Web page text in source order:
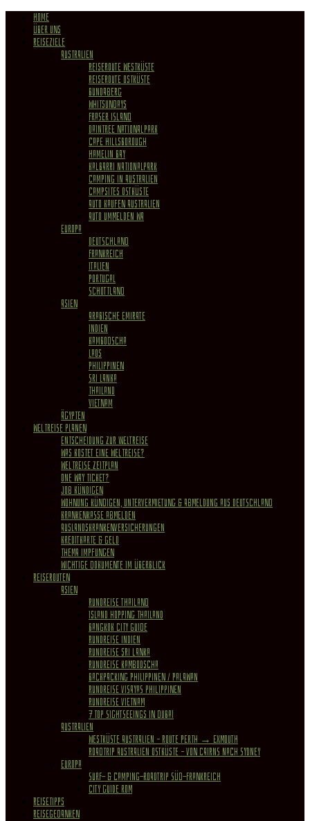
HOME
ÜBER UNS
REISEZIELE
Australien
Reiseroute Westküste
Reiseroute Ostküste
Bundaberg
Whitsundays
Fraser Island
Daintree Nationalpark
Cape Hillsborough
Hamelin Bay
Kalbarri Nationalpark
Camping in Australien
Campsites Ostküste
Auto kaufen Australien
Auto ummelden WA
Europa
Deutschland
Frankreich
Italien
Portugal
Schottland
Asien
Arabische Emirate
Indien
Kambodscha
Laos
Philippinen
Sri Lanka
Thailand
Vietnam
Ägypten
WELTREISE PLANEN
Entscheidung zur Weltreise
Was kostet eine Weltreise?
Weltreise Zeitplan
One Way Ticket?
Job kündigen
Wohnung Kündigen, Untervermietung & Abmeldung aus Deutschland
Krankenkasse abmelden
Auslandskrankenversicherungen
Kreditkarte & Geld
Thema Impfungen
Wichtige Dokumente im Überblick
REISEROUTEN
Asien
Rundreise Thailand
Island Hopping Thailand
Bangkok City Guide
Rundreise Indien
Rundreise Sri Lanka
Rundreise Kambodscha
Backpacking Philippinen / Palawan
Rundreise Visayas Philippinen
Rundreise Vietnam
7 Top Sightseeings in Dubai
Australien
Westküste Australien – Route Perth → Exmouth
Roadtrip Australien Ostküste – von Cairns nach Sydney
Europa
Surf- & Camping-Roadtrip Süd-Frankreich
City Guide Rom
REISETIPPS
REISEGEDANKEN